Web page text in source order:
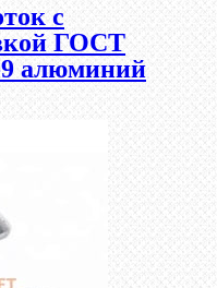
с
ГОСТ
9 алюминий